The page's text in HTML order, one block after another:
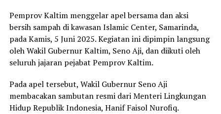
Pemprov Kaltim menggelar apel bersama dan aksi
bersih sampah di kawasan Islamic Center, Samarinda,
pada Kamis, 5 Juni 2025. Kegiatan ini dipimpin langsung
oleh Wakil Gubernur Kaltim, Seno Aji, dan diikuti oleh
seluruh jajaran pejabat Pemprov Kaltim.
Pada apel tersebut, Wakil Gubernur Seno Aji
membacakan sambutan resmi dari Menteri Lingkungan
Hidup Republik Indonesia, Hanif Faisol Nurofiq.